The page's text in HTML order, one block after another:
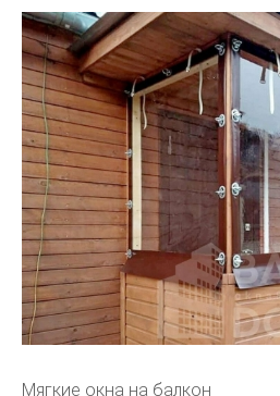
Мягкие окна на балкон